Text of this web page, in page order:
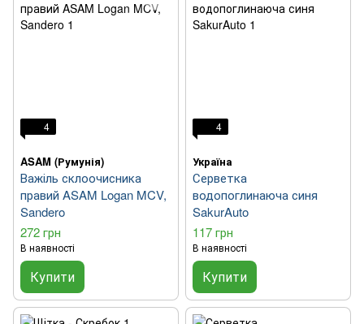
4
ASAM (Румунія)
Важіль склоочисника
правий ASAM Logan MCV,
Sandero
272 грн
В наявності
Купити
4
Україна
Серветка
водопоглинаюча синя
SakurAuto
117 грн
В наявності
Купити